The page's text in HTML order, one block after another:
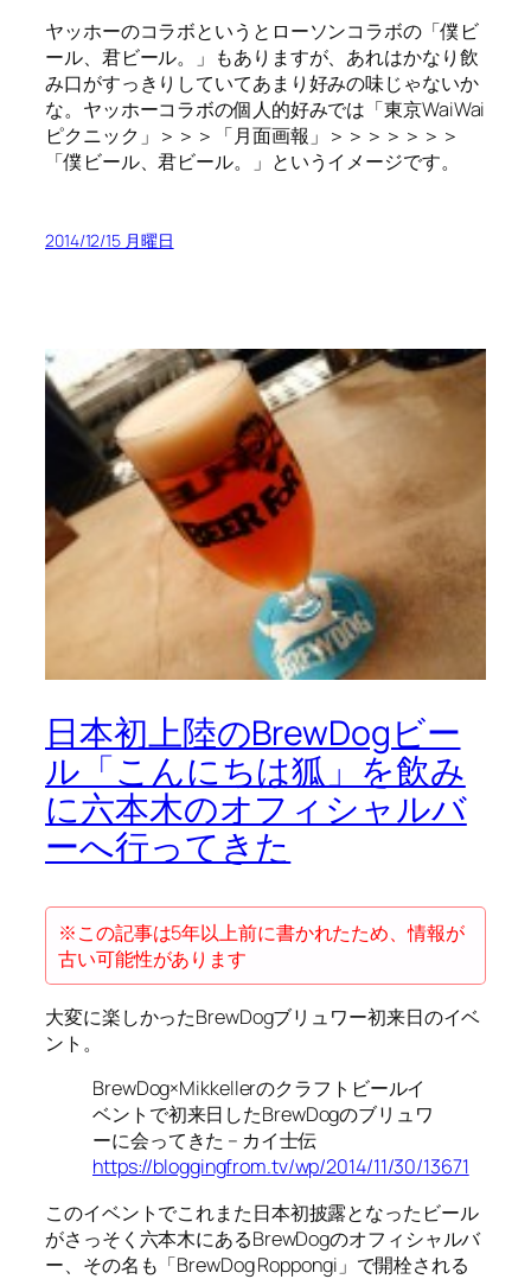
ヤッホーのコラボというとローソンコラボの「僕ビ
ール、君ビール。」もありますが、あれはかなり飲
み口がすっきりしていてあまり好みの味じゃないか
な。ヤッホーコラボの個人的好みでは「東京WaiWai
ピクニック」＞＞＞「月面画報」＞＞＞＞＞＞＞
「僕ビール、君ビール。」というイメージです。
2014/12/15 月曜日
日本初上陸のBrewDogビー
ル「こんにちは狐」を飲み
に六本木のオフィシャルバ
ーへ行ってきた
※この記事は5年以上前に書かれたため、情報が
古い可能性があります
大変に楽しかったBrewDogブリュワー初来日のイベ
ント。
BrewDog×Mikkellerのクラフトビールイ
ベントで初来日したBrewDogのブリュワ
ーに会ってきた – カイ士伝
https://bloggingfrom.tv/wp/2014/11/30/13671
このイベントでこれまた日本初披露となったビール
がさっそく六本木にあるBrewDogのオフィシャルバ
ー、その名も「BrewDog Roppongi」で開栓される